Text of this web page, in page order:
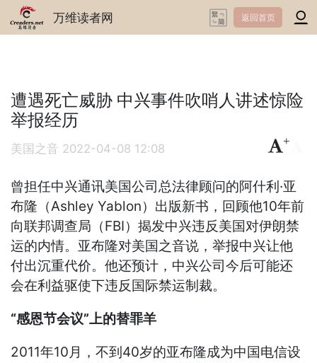
万维读者网 返回首页
遭遇死亡威胁 中兴事件吹哨人讲述惊险
举报经历
美国之音 2022-04-08 12:08
+
曾担任中兴通讯美国公司总法律顾问的阿什利·亚
布隆（Ashley Yablon）出版新书，回顾他10年前
向联邦调查局（FBI）揭发中兴违反美国对伊朗禁
运的内情。亚布隆对美国之音说，举报中兴让他
付出沉重代价。他还预计，中兴公司今后可能还
会在利益驱使下违反国际禁运制裁。
“感恩节会议”上的替罪羊
2011年10月，不到40岁的亚布隆成为中国电信设